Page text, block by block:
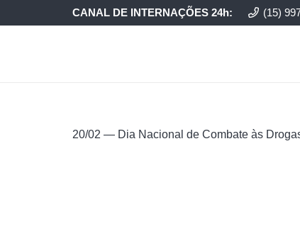
CANAL DE INTERNAÇÕES 24h: (15)
20/02 — Dia Nacional de Combate às